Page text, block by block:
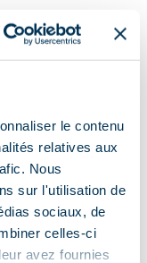
le contenu
relatives aux
Nous
sur l'utilisation de
sociaux, de
celles-ci
avez fournies